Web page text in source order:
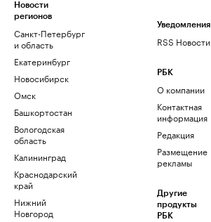
Новости
регионов
Санкт-Петербург
и область
Екатеринбург
Новосибирск
Омск
Башкортостан
Вологодская
область
Калининград
Краснодарский
край
Нижний
Новгород
Уведомления
RSS Новости
РБК
О компании
Контактная
информация
Редакция
Размещение
рекламы
Другие
продукты
РБК